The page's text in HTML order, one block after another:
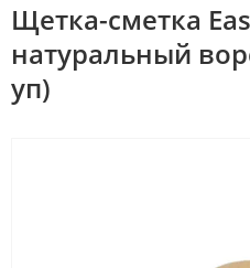
Щетка-сметка
натуральный
уп)